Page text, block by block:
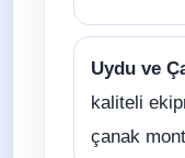
Uydu ve
kaliteli
çanak